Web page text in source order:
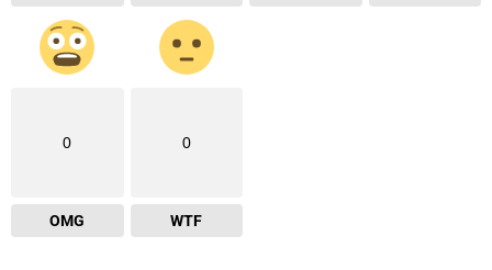
0
OMG
0
WTF